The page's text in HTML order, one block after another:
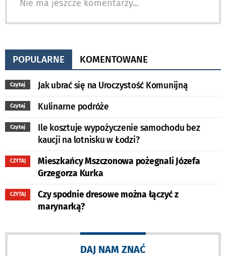
Nie ma jeszcze komentarzy...
POPULARNE KOMENTOWANE
Czytaj Jak ubrać się na Uroczystość Komunijną
Czytaj Kulinarne podróże
Czytaj
Ile kosztuje wypożyczenie samochodu bez
kaucji na lotnisku w Łodzi?
CZYTAJ
Mieszkańcy Mszczonowa pożegnali Józefa
Grzegorza Kurka
CZYTAJ
Czy spodnie dresowe można łączyć z
marynarką?
DAJ NAM ZNAĆ